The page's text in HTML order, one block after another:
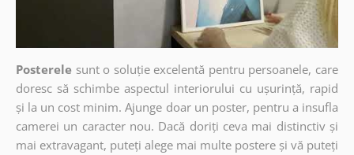
Posterele sunt o soluție excelentă pentru persoanele, care
doresc să schimbe aspectul interiorului cu ușurință, rapid
și la un cost minim. Ajunge doar un poster, pentru a insufla
camerei un caracter nou. Dacă doriți ceva mai distinctiv și
mai extravagant, puteți alege mai multe postere și vă puteți